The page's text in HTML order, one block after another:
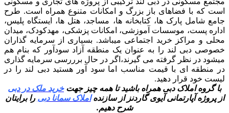
است که با فضاهای باز بزرگ و امکانات متنوع همراه است. طرح
جامع شامل پارک ها، کتابخانه ها، مساجد، هتل ها، ایستگاه پلیس،
اداره پست، موسسات آموزشی، امکانات پزشکی، مهدکودک، میدان
محلی و مراکز خرید اجتماعی میباشد. بسیاری از سرمایه گذاران
خصوصی دبی لند را به عنوان یک منطقه آزاد سودآور که بنام هم
میشود در نظر گرفته می گیرند،اگر در حال برررسی سرمایه گذاری
در منطقه ای با قیمت مناسب اما سود آور هستید دبی لند را در
لیست خود قرار دهید.
با گروه املاک دبی همراه باشید تا همه چیز جهتخرید ملک در دبی
از پروژه آپارتمانی آیوی گاردنز از سازندهاملاک سمانا دبی را برایتان
شرح دهیم.